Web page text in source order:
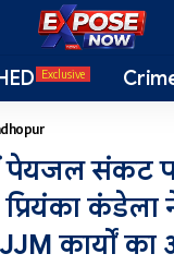
Exclusive
पेयजल संकट
कंडेला
कार्यों